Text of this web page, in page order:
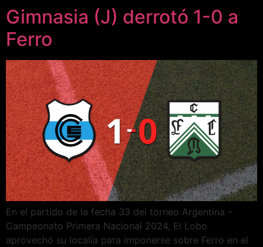
Gimnasia (J) derrotó 1-0 a
Ferro
En el partido de la fecha 33 del torneo Argentina –
Campeonato Primera Nacional 2024, El Lobo
aprovechó su localía para imponerse sobre Ferro en el